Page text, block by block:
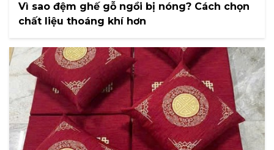
Vì sao đệm ghế gỗ ngồi bị nóng? Cách chọn
chất liệu thoáng khí hơn